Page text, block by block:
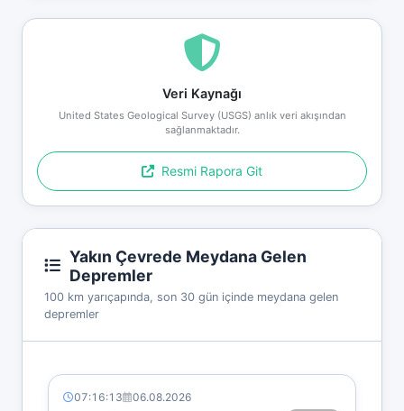
Veri Kaynağı
United States Geological Survey (USGS) anlık veri akışından
sağlanmaktadır.
Resmi Rapora Git
Yakın Çevrede Meydana Gelen
Depremler
100 km yarıçapında, son 30 gün içinde meydana gelen
depremler
07:16:13 06.08.2026